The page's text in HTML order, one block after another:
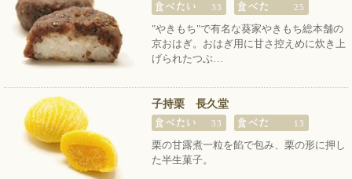
33 25
"やきもち"で有名な葵家やきもち総本舗の
京おはぎ。おはぎ用に甘さ控えめに炊き上
げられたつぶ…
子持栗 長久堂
33 13
栗の甘露煮一粒を餡で包み、栗の形に押し
た半生菓子。